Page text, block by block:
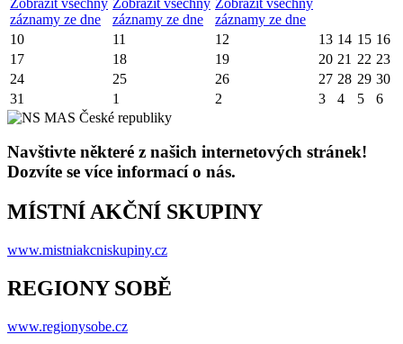
záznamy ze dne
záznamy ze dne
záznamy ze dne
10 11 12 13 14 15 16
17
18 19 20 21 22 23
24
25 26 27 28 29 30
31
1 2 3 4 5 6
Navštivte některé z našich internetových stránek!
Dozvíte se více informací o nás.
MÍSTNÍ AKČNÍ SKUPINY
www.mistniakcniskupiny.cz
REGIONY SOBĚ
www.regionysobe.cz